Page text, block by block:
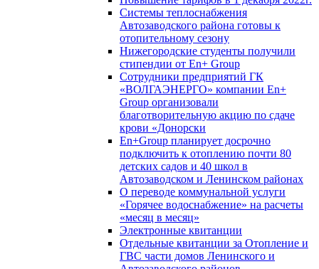
Системы теплоснабжения
Автозаводского района готовы к
отопительному сезону
Нижегородские студенты получили
стипендии от En+ Group
Сотрудники предприятий ГК
«ВОЛГАЭНЕРГО» компании En+
Group организовали
благотворительную акцию по сдаче
крови «Донорски
En+Group планирует досрочно
подключить к отоплению почти 80
детских садов и 40 школ в
Автозаводском и Ленинском районах
О переводе коммунальной услуги
«Горячее водоснабжение» на расчеты
«месяц в месяц»
Электронные квитанции
Отдельные квитанции за Отопление и
ГВС части домов Ленинского и